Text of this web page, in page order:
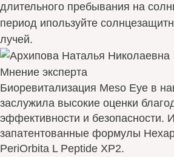
длительного пребывания на
период ипользуйте
лучей.
Мнение эксперта
Биоревитализация Meso Eye в
заслужила высокие оценки
эффективности и безопасности.
запатентованные формулы
PeriOrbita L Peptide XP2.